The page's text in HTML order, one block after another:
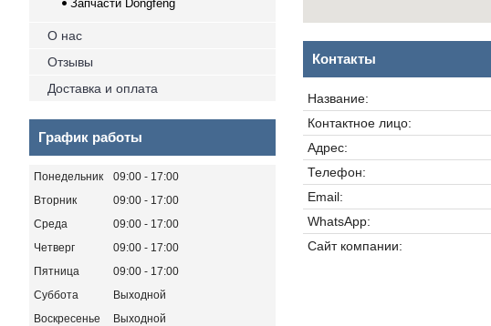
Контакты
Запчасти Dongfeng
О нас
Отзывы
Доставка и оплата
График работы
Понедельник 09:00
17:00
Вторник
09:00
17:00
Среда
09:00
17:00
Четверг
09:00
17:00
Пятница
09:00
17:00
Суббота
Выходной
Воскресенье
Выходной